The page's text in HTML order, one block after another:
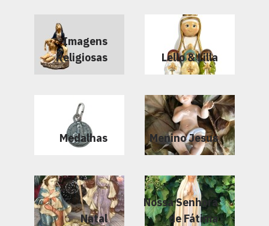
Imagens
Religiosas
Lello & Lilla
Medalhas Menino Jesus
Natal
Nossa Senhora
de Fátima